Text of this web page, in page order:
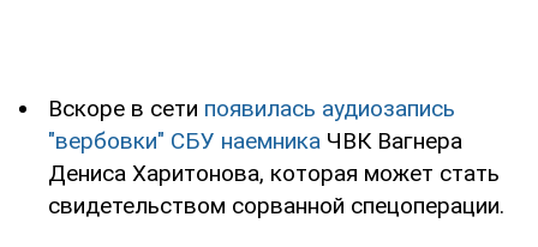
Вскоре в сети появилась аудиозапись
"вербовки" СБУ наемника ЧВК Вагнера
Дениса Харитонова, которая может стать
свидетельством сорванной спецоперации.